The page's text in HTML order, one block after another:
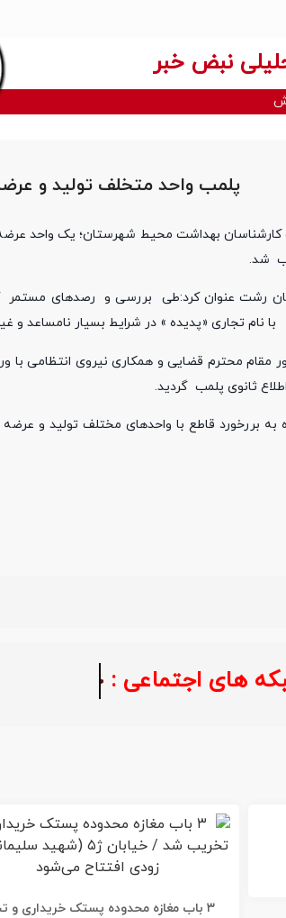
نبض خبر
پلمب واحد متخلف تولید و
شد.
رشت عنوان کرد:طی بررسی و رصدهای مستمر
نام تجاری «پدیده » در شرایط بسیار نامساعد و
مقام محترم قضایی و همکاری نیروی انتظامی با
ثانوی پلمب گردید.
بررخورد قاطع با واحد‌های مختلف تولید و عرضه
اجتماعی : خبر فوری
۳ باب مغازه محدوده پستک خریداری و